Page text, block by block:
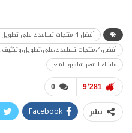
أفضل 4 منتجات تساعدك على تطويل وتكثيف الشعر
أفضل،4،منتجات،تساعدك،على،تطويل،وتكثيف،الشعر
ماسك الشعر،شامبو الشعر
0 9٬281
نشر Facebook